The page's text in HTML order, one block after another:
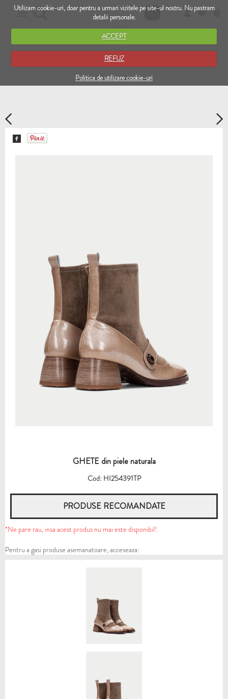
Utilizam cookie-uri, doar pentru a urmari vizitele pe site-ul nostru. Nu pastram
detalii personale.
ACCEPT
REFUZ
Politica de utilizare cookie-uri
RO EN
GHETE din piele naturala
Cod: HI254391TP
PRODUSE RECOMANDATE
*Ne pare rau, insa acest produs nu mai este disponibil!
Pentru a gasi produse asemanatoare, acceseaza: